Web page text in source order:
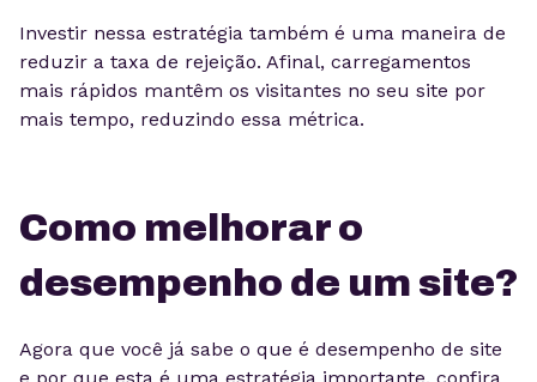
Investir nessa estratégia também é uma maneira de
reduzir a taxa de rejeição. Afinal, carregamentos
mais rápidos mantêm os visitantes no seu site por
mais tempo, reduzindo essa métrica.
Como melhorar o
desempenho de um site?
Agora que você já sabe o que é desempenho de site